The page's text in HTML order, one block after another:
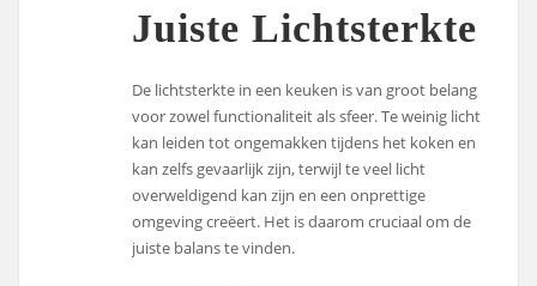
Juiste Lichtsterkte
De lichtsterkte in een keuken is van groot belang
voor zowel functionaliteit als sfeer. Te weinig licht
kan leiden tot ongemakken tijdens het koken en
kan zelfs gevaarlijk zijn, terwijl te veel licht
overweldigend kan zijn en een onprettige
omgeving creëert. Het is daarom cruciaal om de
juiste balans te vinden.